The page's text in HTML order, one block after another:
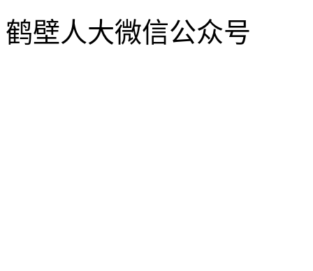
鹤壁人大微信公众号